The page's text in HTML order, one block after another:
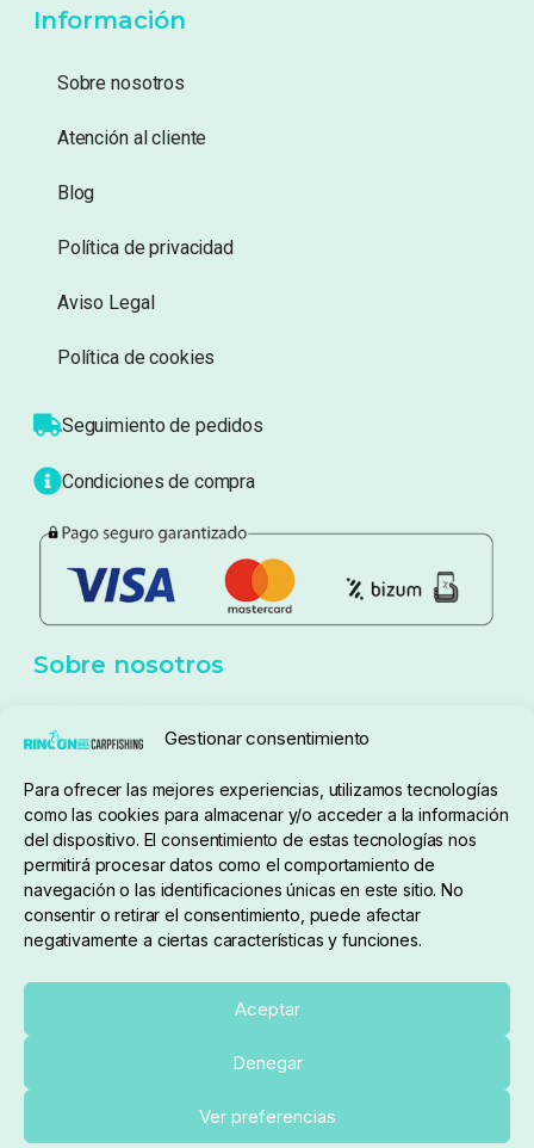
Gestionar consentimiento
Para ofrecer las mejores experiencias, utilizamos tecnologías
como las cookies para almacenar y/o acceder a la información
del dispositivo. El consentimiento de estas tecnologías nos
permitirá procesar datos como el comportamiento de
navegación o las identificaciones únicas en este sitio. No
consentir o retirar el consentimiento, puede afectar
negativamente a ciertas características y funciones.
Aceptar
Denegar
Ver preferencias
Información
Sobre nosotros
Atención al cliente
Blog
Política de privacidad
Aviso Legal
Política de cookies
Seguimiento de pedidos
Condiciones de compra
Sobre nosotros
pedidos@elrincondelcarpfishing.com
910 824 923
Lunes a Viernes de 10:00 a 14:00 horas y 17:00 a
20:00
Paseo de Guadalajara, 36. Local 3. 28702. San
reservados.